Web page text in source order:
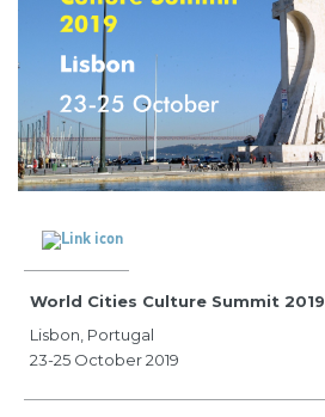
World Cities Culture Summit 2019
Lisbon, Portugal
23-25 October 2019